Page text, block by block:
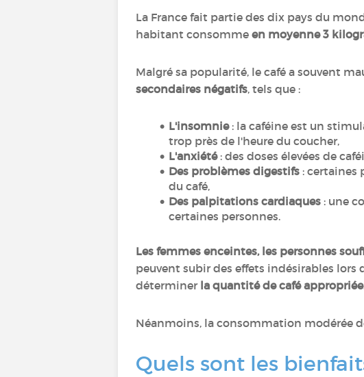
La France fait partie des dix pays du
habitant consomme en moyenne 3
Malgré sa popularité, le café a souvent
secondaires négatifs, tels que :
L'insomnie : la caféine est un
trop près de l'heure du coucher,
L'anxiété : des doses élevées de
Des problèmes digestifs: certaines
du café,
Des palpitations cardiaques: une
certaines personnes.
Les femmes enceintes, les personnes
peuvent subir des effets indésirables
déterminer la quantité de café appropriée
Néanmoins, la consommation modérée
Quels sont les